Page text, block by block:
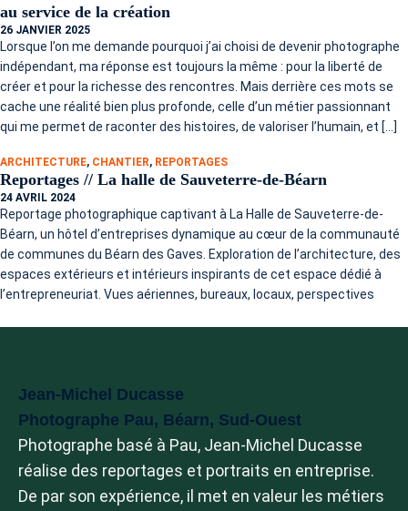
au service de la création
26 JANVIER 2025
Lorsque l’on me demande pourquoi j’ai choisi de devenir photographe
indépendant, ma réponse est toujours la même : pour la liberté de
créer et pour la richesse des rencontres. Mais derrière ces mots se
cache une réalité bien plus profonde, celle d’un métier passionnant
qui me permet de raconter des histoires, de valoriser l’humain, et […]
ARCHITECTURE, CHANTIER, REPORTAGES
Reportages // La halle de Sauveterre-de-Béarn
24 AVRIL 2024
Reportage photographique captivant à La Halle de Sauveterre-de-
Béarn, un hôtel d’entreprises dynamique au cœur de la communauté
de communes du Béarn des Gaves. Exploration de l’architecture, des
espaces extérieurs et intérieurs inspirants de cet espace dédié à
l’entrepreneuriat. Vues aériennes, bureaux, locaux, perspectives
Jean-Michel Ducasse
Photographe Pau, Béarn, Sud-Ouest
Photographe basé à Pau, Jean-Michel Ducasse
réalise des reportages et portraits en entreprise.
De par son expérience, il met en valeur les métiers